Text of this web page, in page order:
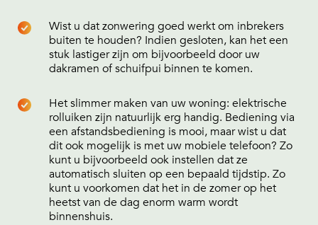
Wist u dat zonwering goed werkt om inbrekers
buiten te houden? Indien gesloten, kan het een
stuk lastiger zijn om bijvoorbeeld door uw
dakramen of schuifpui binnen te komen.
Het slimmer maken van uw woning: elektrische
rolluiken zijn natuurlijk erg handig. Bediening via
een afstandsbediening is mooi, maar wist u dat
dit ook mogelijk is met uw mobiele telefoon? Zo
kunt u bijvoorbeeld ook instellen dat ze
automatisch sluiten op een bepaald tijdstip. Zo
kunt u voorkomen dat het in de zomer op het
heetst van de dag enorm warm wordt
binnenshuis.